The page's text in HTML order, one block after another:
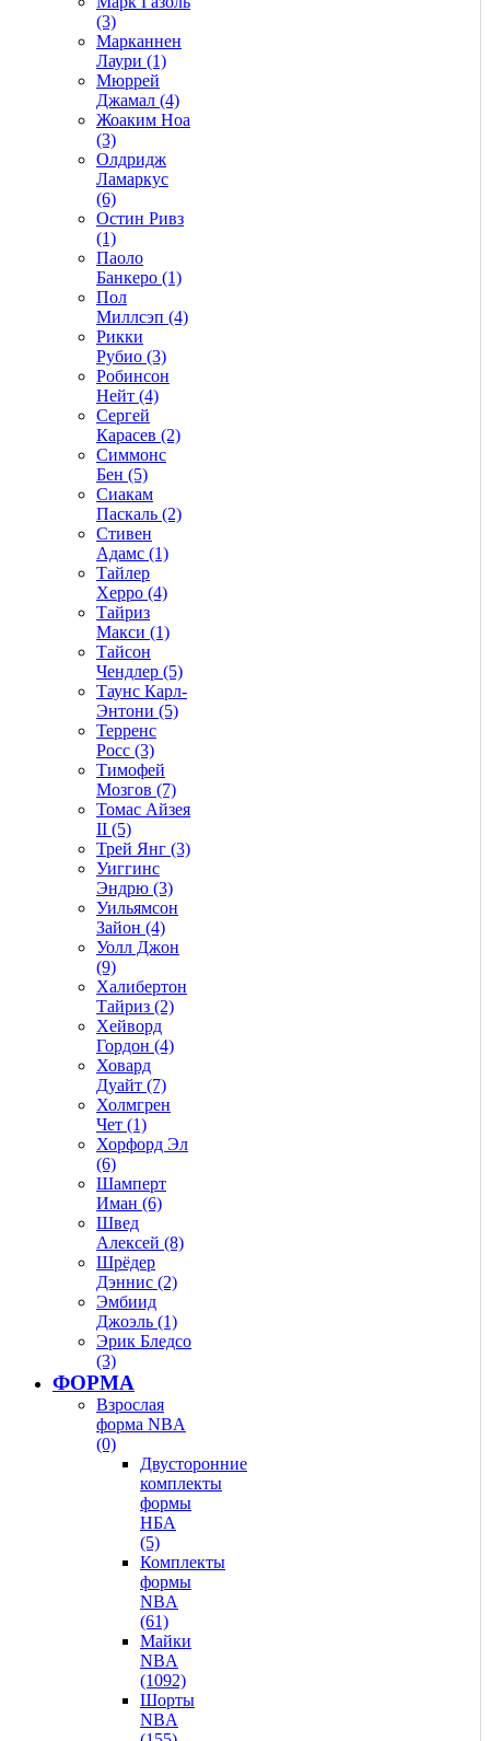
(3)
Марканнен
Лаури (1)
Мюррей
Джамал (4)
Жоаким Ноа
(3)
Олдридж
Ламаркус
(6)
Остин Ривз
(1)
Паоло
Банкеро (1)
Пол
Миллсэп (4)
Рикки
Рубио (3)
Робинсон
Нейт (4)
Сергей
Карасев (2)
Симмонс
Бен (5)
Сиакам
Паскаль (2)
Стивен
Адамс (1)
Тайлер
Херро (4)
Тайриз
Макси (1)
Тайсон
Чендлер (5)
Таунс Карл-
Энтони (5)
Терренс
Росс (3)
Тимофей
Мозгов (7)
Томас Айзея
II (5)
Трей Янг (3)
Уиггинс
Эндрю (3)
Уильямсон
Зайон (4)
Уолл Джон
(9)
Халибертон
Тайриз (2)
Хейворд
Гордон (4)
Ховард
Дуайт (7)
Холмгрен
Чет (1)
Хорфорд Эл
(6)
Шамперт
Иман (6)
Швед
Алексей (8)
Шрёдер
Дэннис (2)
Эмбиид
Джоэль (1)
Эрик Бледсо
(3)
ФОРМА
Взрослая
форма NBA
(0)
Двусторонние
комплекты
формы
НБА
(5)
Комплекты
формы
NBA
(61)
Майки
NBA
(1092)
Шорты
NBA